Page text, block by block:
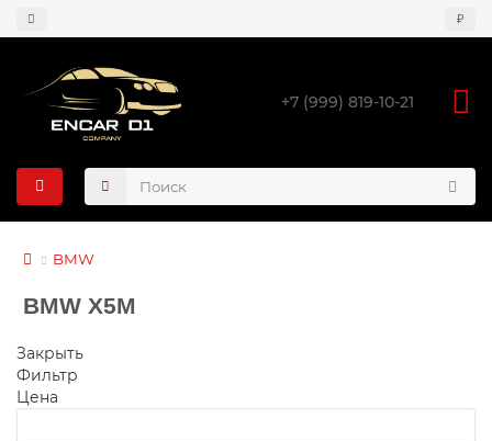
₽
+7 (999) 819-10-21
BMW
BMW X5M
Закрыть
Фильтр
Цена